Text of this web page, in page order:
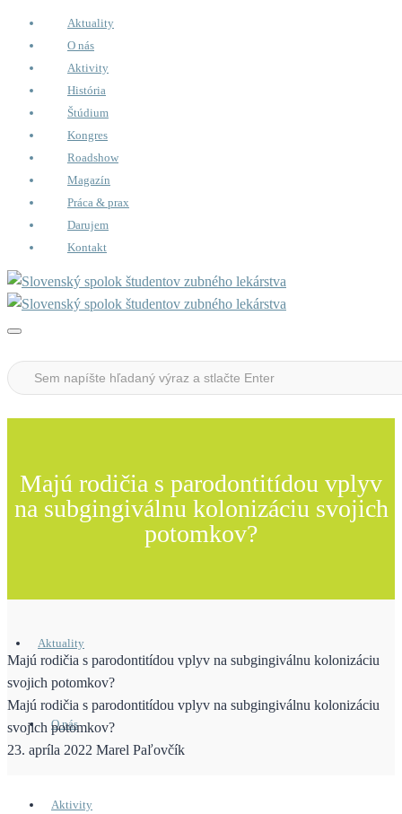
Aktuality
O nás
Aktivity
História
Štúdium
Kongres
Roadshow
Magazín
Práca & prax
Darujem
Kontakt
Aktuality
O nás
Aktivity
Majú rodičia s parodontitídou vplyv
na subgingiválnu kolonizáciu svojich
potomkov?
Majú rodičia s parodontitídou vplyv na subgingiválnu kolonizáciu
svojich potomkov?
Majú rodičia s parodontitídou vplyv na subgingiválnu kolonizáciu
svojich potomkov?
23. apríla 2022 Marel Paľovčík